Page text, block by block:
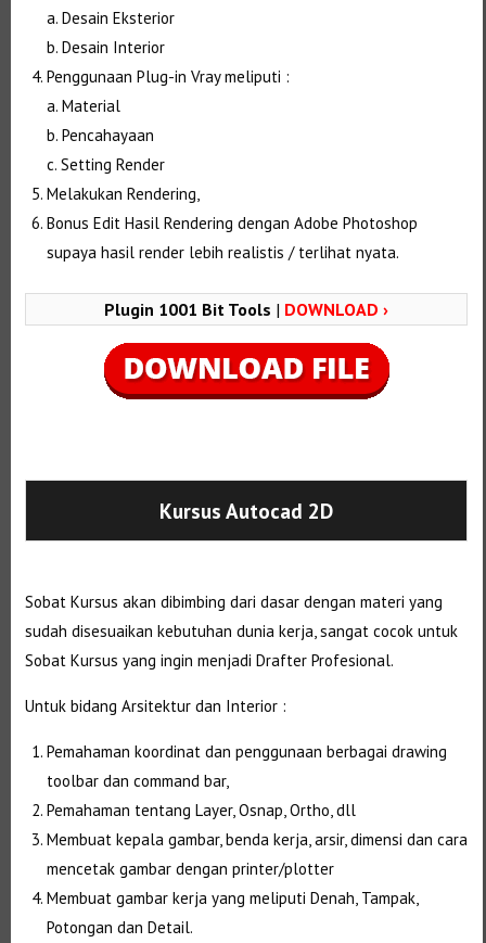
a. Desain Eksterior
b. Desain Interior
Penggunaan Plug-in Vray meliputi :
a. Material
b. Pencahayaan
c. Setting Render
Melakukan Rendering,
Bonus Edit Hasil Rendering dengan Adobe Photoshop
supaya hasil render lebih realistis / terlihat nyata.
Plugin 1001 Bit Tools | DOWNLOAD ›
Kursus Autocad 2D
Sobat Kursus akan dibimbing dari dasar dengan materi yang
sudah disesuaikan kebutuhan dunia kerja, sangat cocok untuk
Sobat Kursus yang ingin menjadi Drafter Profesional.
Untuk bidang Arsitektur dan Interior :
Pemahaman koordinat dan penggunaan berbagai drawing
toolbar dan command bar,
Pemahaman tentang Layer, Osnap, Ortho, dll
Membuat kepala gambar, benda kerja, arsir, dimensi dan cara
mencetak gambar dengan printer/plotter
Membuat gambar kerja yang meliputi Denah, Tampak,
Potongan dan Detail.